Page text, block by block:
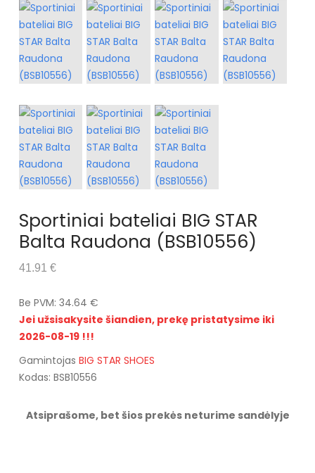
Sportiniai bateliai BIG STAR
Balta Raudona (BSB10556)
41.91 €
Be PVM: 34.64 €
Jei užsisakysite šiandien, prekę pristatysime iki
2026-08-19 !!!
Gamintojas BIG STAR SHOES
Kodas: BSB10556
Atsiprašome, bet šios prekės neturime sandėlyje